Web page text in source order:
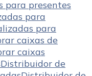
para presentes
para
para
caixas de
caixas
Distribuidor de